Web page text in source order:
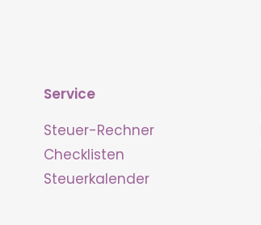
Service
Steuer-Rechner
Checklisten
Steuerkalender